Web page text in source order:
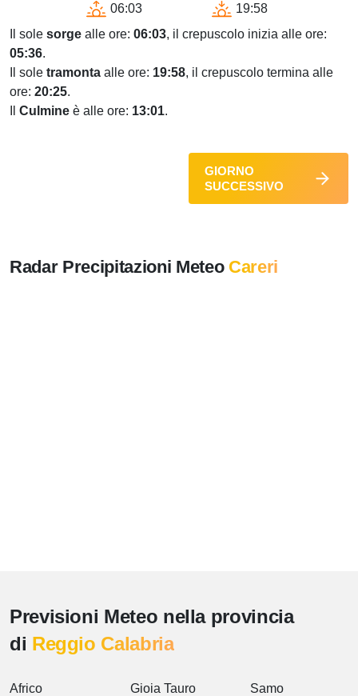
06:03
19:58
Il sole sorge alle ore: 06:03, il crepuscolo inizia alle ore:
05:36.
Il sole tramonta alle ore: 19:58, il crepuscolo termina alle
ore: 20:25.
Culmine è alle ore: 13:01.
GIORNO
SUCCESSIVO
Radar Precipitazioni Meteo Careri
Previsioni Meteo nella provincia
di Reggio Calabria
Africo Gioia Tauro Samo